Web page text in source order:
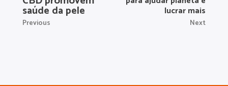
saúde da pele
Previous
lucrar mais
Next